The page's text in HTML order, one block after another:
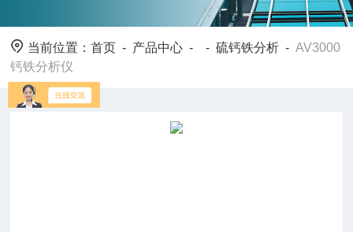
当前位置：首页 - 产品中心 - -硫钙铁分析 -AV3000
钙铁分析仪